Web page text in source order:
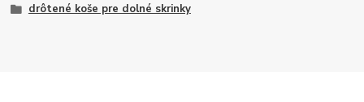
drôtené koše pre dolné skrinky